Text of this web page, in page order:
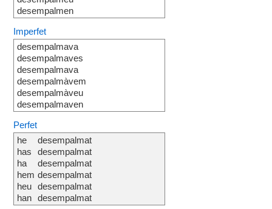
desempalmen
Imperfet
desempalmava
desempalmaves
desempalmava
desempalmàvem
desempalmàveu
desempalmaven
Perfet
he
has
ha
hem
heu
han
desempalmat
desempalmat
desempalmat
desempalmat
desempalmat
desempalmat